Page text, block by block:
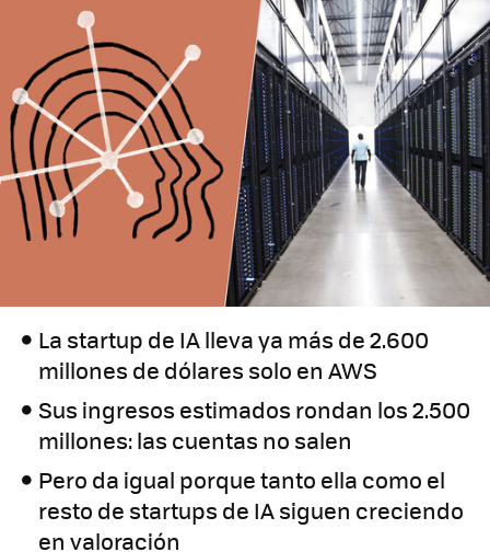
La startup de IA lleva ya más de 2.600
millones de dólares solo en AWS
Sus ingresos estimados rondan los 2.500
millones: las cuentas no salen
Pero da igual porque tanto ella como el
resto de startups de IA siguen creciendo
en valoración